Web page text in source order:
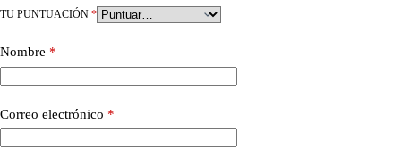
TU PUNTUACIÓN *
Nombre *
Correo electrónico *